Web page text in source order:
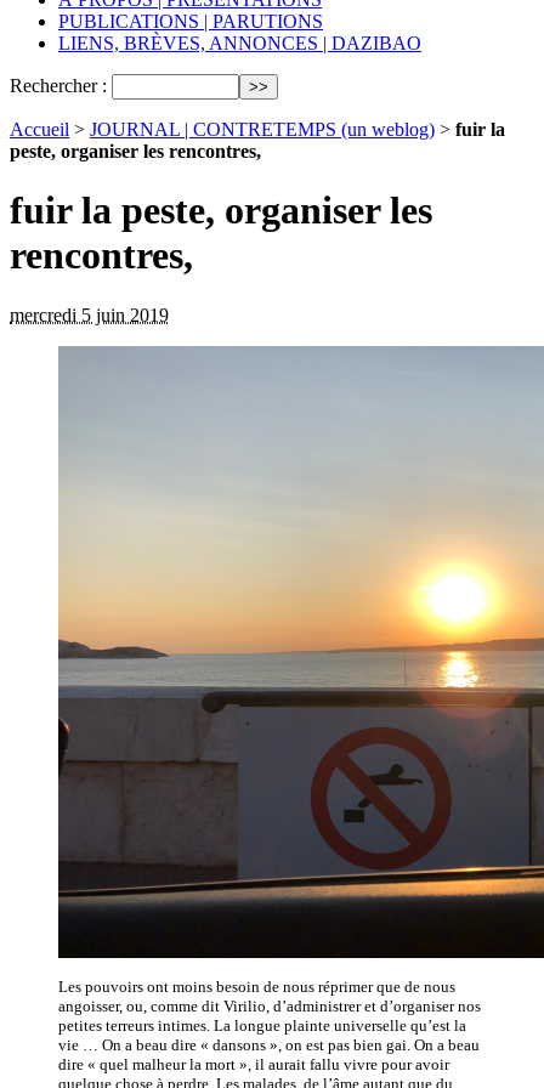
PUBLICATIONS | PARUTIONS
LIENS, BRÈVES, ANNONCES | DAZIBAO
Rechercher :
Accueil > JOURNAL | CONTRETEMPS (un weblog) > fuir la
peste, organiser les rencontres,
fuir la peste, organiser les
rencontres,
mercredi 5 juin 2019
Les pouvoirs ont moins besoin de nous réprimer que de nous
angoisser, ou, comme dit Virilio, d’administrer et d’organiser nos
petites terreurs intimes. La longue plainte universelle qu’est la
vie … On a beau dire « dansons », on est pas bien gai. On a beau
dire « quel malheur la mort », il aurait fallu vivre pour avoir
quelque chose à perdre. Les malades, de l’âme autant que du